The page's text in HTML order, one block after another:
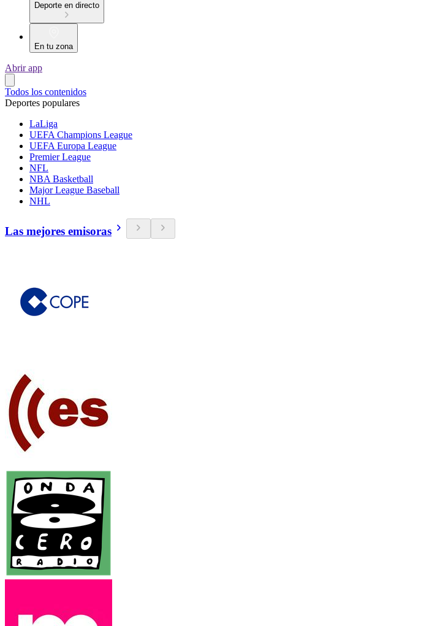
Deporte en directo
En tu zona
Abrir app
Todos los contenidos
Deportes populares
LaLiga
UEFA Champions League
UEFA Europa League
Premier League
NFL
NBA Basketball
Major League Baseball
NHL
Las mejores emisoras